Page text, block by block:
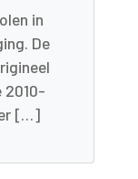
in
De
2010-
[…]